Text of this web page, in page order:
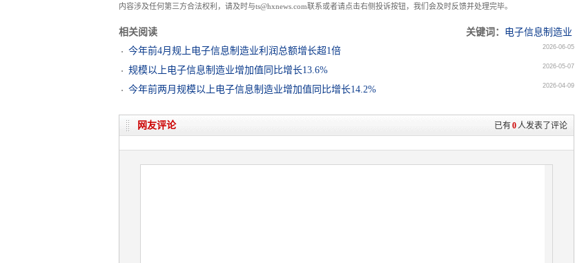
内容涉及任何第三方合法权利，请及时与ts@hxnews.com联系或者请点击右侧投诉按钮，我们会及时反馈并处理完毕。
相关阅读 关键词： 电子信息制造业
今年前4月规上电子信息制造业利润总额增长超1倍
2026-06-05
规模以上电子信息制造业增加值同比增长13.6% 2026-05-07
今年前两月规模以上电子信息制造业增加值同比增长14.2% 2026-04-09
已有0人发表了评论
网友评论